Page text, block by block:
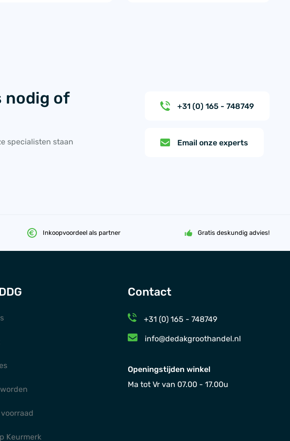
nodig of
specialisten staan
+31 (0) 165 - 748749
Email onze experts
Inkoopvoordeel als partner Gratis deskundig advies!
Keurmerk
Contact
+31 (0) 165 - 748749
info@dedakgroothandel.nl
Openingstijden winkel
Ma tot Vr van 07.00 - 17.00u